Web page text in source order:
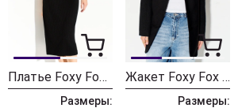
Платье Foxy Fox 1622 черный
Размеры:
Жакет Foxy Fox 1621 черный
Размеры: